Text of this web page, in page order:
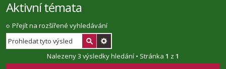
t
Aktivní témata
Přejít na rozšířené vyhledávání
Nalezeny 3 výsledky hledání • Stránka 1 z 1